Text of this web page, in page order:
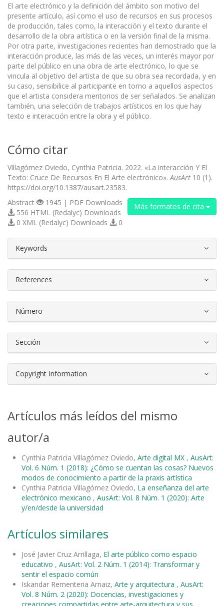
El arte electrónico y la definición del ámbito son motivo del
presente artículo, así como el uso de recursos en sus procesos
de producción, tales como, la interacción y el texto durante el
desarrollo de la obra artística o en la versión final de la misma.
Por otra parte, investigaciones recientes han demostrado que la
interacción produce, las más de las veces, un interés mayor por
parte del público en una obra de arte electrónico, lo que se
vincula al objetivo del artista de que su obra sea recordada, y en
su caso, sensibilice al participante en torno a aquellos aspectos
que el artista considera meritorios de ser señalados. Se analizan
también, una selección de trabajos artísticos en los que hay
texto e interacción entre la obra y el público.
Cómo citar
Villagómez Oviedo, Cynthia Patricia. 2022. «La interacción Y El
Texto: Cruce De Recursos En El Arte electrónico». AusArt 10 (1).
https://doi.org/10.1387/ausart.23583.
Más formatos de cita
Abstract
1945 | PDF Downloads
556 HTML (Redalyc) Downloads
0 XML (Redalyc) Downloads
0
Keywords
References
Número
Sección
Copyright Information
Artículos más leídos del mismo
autor/a
Cynthia Patricia Villagómez Oviedo, Arte digital MX , AusArt:
Vol. 6 Núm. 1 (2018): ¿Cómo se cuentan las cosas? Nuevos
modos de conocimiento a partir de la praxis artística
Cynthia Patricia Villagómez Oviedo, La enseñanza del arte
electrónico mexicano , AusArt: Vol. 8 Núm. 1 (2020): Arte
y/en/desde la universidad
Artículos similares
José Javier Cruz Arrillaga, El arte público como espacio
educativo , AusArt: Vol. 2 Núm. 1 (2014): Transformar y
sentir el espacio común
Iskandar Rementeria Arnaiz, Arte y arquitectura , AusArt:
Vol. 8 Núm. 2 (2020): Docencias, investigaciones y
creaciones compartidas entre arte-arquitectura y sus